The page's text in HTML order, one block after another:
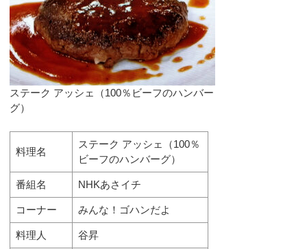
ステーク アッシェ（100％ビーフのハンバー
グ）
料理名
ステーク アッシェ（100％
ビーフのハンバーグ）
番組名 NHKあさイチ
コーナー みんな！ゴハンだよ
料理人 谷昇